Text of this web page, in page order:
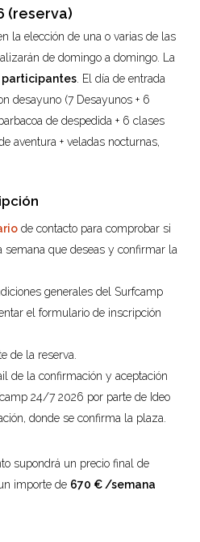
(reserva)
la elección de una o varias de las
de domingo a domingo. La
participantes. El día de entrada
desayuno (7 Desayunos + 6
de despedida + 6 clases
aventura + veladas nocturnas,
de contacto para comprobar si
semana que deseas y confirmar la
generales del Surfcamp
el formulario de inscripción
de la reserva.
de la confirmación y aceptación
24/7 2026 por parte de Ideo
donde se confirma la plaza.
supondrá un precio final de
importe de 670 € /semana